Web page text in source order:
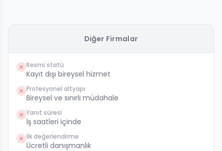
Diğer Firmalar
Resmi statü
Kayıt dışı bireysel hizmet
Profesyonel altyapı
Bireysel ve sınırlı müdahale
Yanıt süresi
İş saatleri içinde
İlk değerlendirme
Ücretli danışmanlık